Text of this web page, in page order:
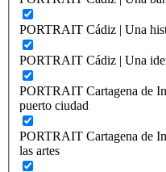
PORTRAIT Cádiz | Una
PORTRAIT Cádiz | Una
PORTRAIT Cartagena de
puerto ciudad
PORTRAIT Cartagena de
las artes